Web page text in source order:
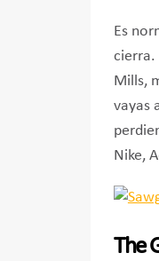
Es
cierra.
Mills,
vayas
Nike,
The